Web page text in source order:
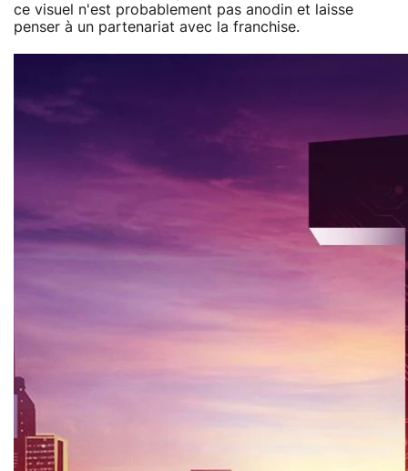
ce visuel n'est probablement pas anodin et laisse
penser à un partenariat avec la franchise.